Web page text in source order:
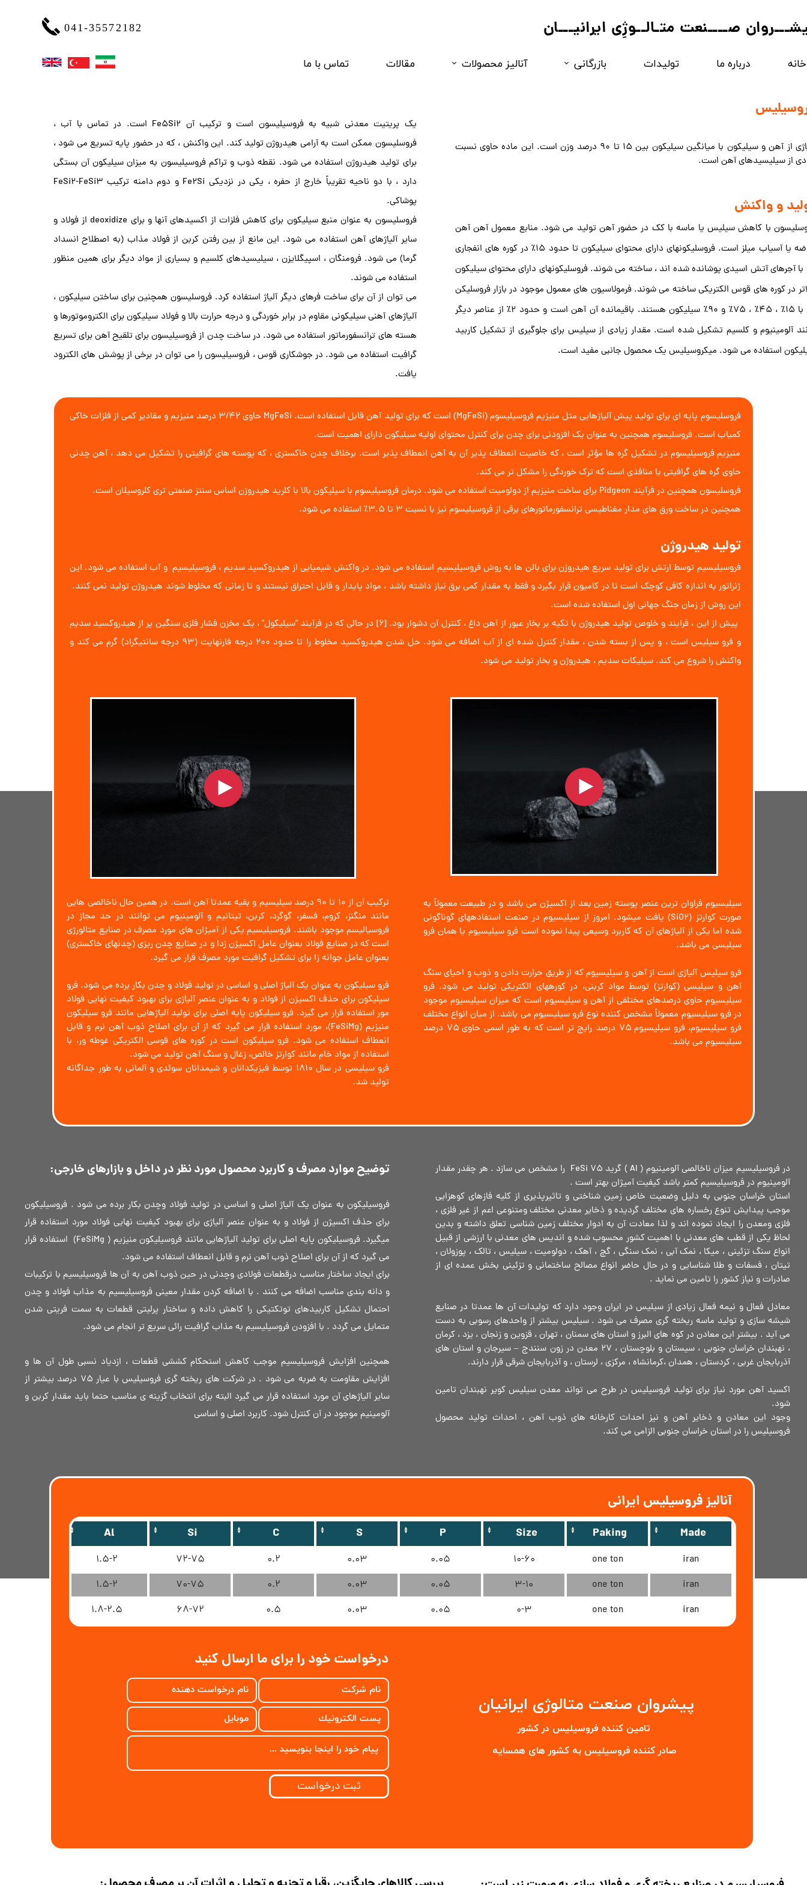
خانه درباره ما تولیدات
بازرگانی
آنالیز محصولات
مواد کربنی
مقالات تماس با ما
صــــنعت متـالــوژِی ایرانیـــان 041-35572182
​​​​​​​آلیاژی از آهن و سیلیکون با میانگین سیلیکون بین 15 تا 90 درصد وزن است. این ماده حاوی نسبت
از سیلیسیدهای آهن است.
و واکنش
با کاهش سیلیس یا ماسه با کک در حضور آهن تولید می شود. منابع معمول آهن آهن
قراضه یا آسیاب میلز است. فروسلیکونهای دارای محتوای سیلیکون تا حدود 15٪ در کوره های انفجاری
با آجرهای آتش اسیدی پوشانده شده اند ، ساخته می شوند. فروسلیکونهای دارای محتوای سیلیکون
در کوره های قوس الکتریکی ساخته می شوند. فرمولاسیون های معمول موجود در بازار فروسلیکن
ها با 15٪ ، 45٪ ، 75٪ و 90٪ سیلیکون هستند. باقیمانده آن آهن است و حدود 2٪ از عناصر دیگر
آلومینیوم و کلسیم تشکیل شده است. مقدار زیادی از سیلیس برای جلوگیری از تشکیل کاربید
استفاده می شود. میکروسیلیس یک محصول جانبی مفید است.
یک پریتیت معدنی شبیه به فروسیلیسون است و ترکیب آن Fe5Si2 است. در تماس با آب ،
فروسلیسون ممکن است به آرامی هیدروژن تولید کند. این واکنش ، که در حضور پایه تسریع می شود ،
برای تولید هیدروژن استفاده می شود. نقطه ذوب و تراکم فروسیلیسون به میزان سیلیکون آن بستگی
دارد ، با دو ناحیه تقریباً خارج از حفره ، یکی در نزدیکی Fe2Si و دوم دامنه ترکیب FeSi2-FeSi3
پوشاکی.
​​​​​​​فروسلیسون به عنوان منبع سیلیکون برای کاهش فلزات از اکسیدهای آنها و برای deoxidize از فولاد و
سایر آلیاژهای آهن استفاده می شود. این مانع از بین رفتن کربن از فولاد مذاب (به اصطلاح انسداد
گرما) می شود. فرومنگان ، اسپیگلایزن ، سیلیسیدهای کلسیم و بسیاری از مواد دیگر برای همین منظور
استفاده می شوند.
​​​​​​​می توان از آن برای ساخت فرهای دیگر آلیاژ استفاده کرد. فروسلیسون همچنین برای ساختن سیلیکون ،
آلیاژهای آهنی سیلیکونی مقاوم در برابر خوردگی و درجه حرارت بالا و فولاد سیلیکون برای الکتروموتورها و
هسته های ترانسفورماتور استفاده می شود. در ساخت چدن از فروسیلیسون برای تلقیح آهن برای تسریع
گرافیت استفاده می شود. در جوشکاری قوس ، فروسیلیسون را می توان در برخی از پوشش های الکترود
یافت.
فروسلیسوم پایه ای برای تولید پیش آلیاژهایی مثل منیزیم فروسیلیسوم (MgFeSi) است که برای تولید آهن قابل استفاده است. MgFeSi حاوی 3/42 درصد منیزیم و مقادیر کمی از فلزات خاکی
کمیاب است. فروسلیسوم همچنین به عنوان یک افزودنی برای چدن برای کنترل محتوای اولیه سیلیکون دارای اهمیت است.
منیزیم فروسیلیسوم در تشکیل گره ها مؤثر است ، که خاصیت انعطاف پذیر آن به آهن انعطاف پذیر است. برخلاف چدن خاکستری ، که پوسته های گرافیتی را تشکیل می دهد ، آهن چدنی
حاوی گره های گرافیتی یا منافذی است که ترک خوردگی را مشکل تر می کند.
فروسلیسون همچنین در فرآیند Pidgeon برای ساخت منیزیم از دولومیت استفاده می شود. درمان فروسیلیسوم با سیلیکون بالا با کلرید هیدروژن اساس سنتز صنعتی تری کلروسیلان است.
همچنین در ساخت ورق های مدار مغناطیسی ترانسفورماتورهای برقی از فروسیلیسوم نیز با نسبت 3 تا 3.5٪ استفاده می شود.
تولید هیدروژن
فروسیلیسیم توسط ارتش برای تولید سریع هیدروژن برای بالن ها به روش فروسیلیسیم استفاده می شود. در واکنش شیمیایی از هیدروکسید سدیم ، فروسیلیسیم ​​​​​​​ و آب استفاده می شود. این
ژنراتور به اندازه کافی کوچک است تا در کامیون قرار بگیرد و فقط به مقدار کمی برق نیاز داشته باشد ، مواد پایدار و قابل احتراق نیستند و تا زمانی که مخلوط شوند هیدروژن تولید نمی کنند.
این روش از زمان جنگ جهانی اول استفاده شده است.
​​​​​​​​​​​​​​ پیش از این ، فرایند و خلوص تولید هیدروژن با تکیه بر بخار عبور از آهن داغ ، کنترل آن دشوار بود. [6] در حالی که در فرآیند "سیلیکول" ، یک مخزن فشار فلزی سنگین پر از هیدروکسید سدیم
و فرو سیلیس است ، و پس از بسته شدن ، مقدار کنترل شده ای از آب اضافه می شود. حل شدن هیدروکسید مخلوط را تا حدود 200 درجه فارنهایت (93 درجه سانتیگراد) گرم می کند و
واکنش را شروع می کند. سیلیکات سدیم ، هیدروژن و بخار تولید می شود.
سیلیسیوم فراوان ترین عنصر پوسته زمین بعد از اکسیژن می باشد و در طبیعت معمولاً به
صورت کوارتز (SiO2) یافت میشود. امروز از سیلیسیوم در صنعت استفادههای گوناگونی
شده اما یکی از آلیاژهای آن که کاربرد وسیعی پیدا نموده است فرو سیلیسیوم یا همان فرو
سیلیسی می باشد.
فرو سیلیس آلیاژی است از آهن و سیلیسیوم که از طریق حرارت دادن و ذوب و احیای سنگ
آهن و سیلیسی (کوارتز) توسط مواد کربنی، در کورههای الکتریکی تولید می شود. فرو
سیلیسیوم حاوی درصدهای مختلفی از آهن و سیلیسیوم است که میزان سیلیسیوم موجود
در فرو سیلیسیوم معمولاً مشخص کننده نوع فرو سیلیسیوم می باشد. از میان انواع مختلف
فرو سیلیسیوم، فرو سیلیسیوم ۷۵ درصد رایج تر است که به طور اسمی حاوی ۷۵ درصد
سیلیسیوم می باشد.
​​​​​​​​ترکیب آن از ۱۰ تا ۹۰ درصد سیلیسیم و بقیه عمدتا آهن است. در همین حال ناخالصی هایی
مانند منگنز، کروم، فسفر، گوگرد، کربن، تیتانیم و آلومینیوم می توانند در حد مجاز در
فروسیالیسم موجود باشند. فروسیلیسیم یکی از آمیژان های مورد مصرف در صنایع متالورژی
است که در صنایع فولاد بعنوان عامل اکسیژن زدا و در صنایع چدن ریزی (چدنهای خاکستری)
بعنوان عامل جوانه زا برای تشکیل گرافیت مورد مصرف قرار می گیرد.
فرو سیلیکون به عنوان یک آلیاژ اصلی و اساسی در تولید فولاد و چدن بکار برده می شود. فرو
سیلیکون برای حذف اکسیژن از فولاد و به عنوان عنصر آلیاژی برای بهبود کیفیت نهایی فولاد
مور استفاده قرار می گیرد. فرو سیلیکون پایه اصلی برای تولید آلیاژهایی مانند فرو سیلیکون
منیزیم (FeSiMg)، مورد استفاده قرار می گیرد که از آن برای اصلاح ذوب آهن نرم و قابل
انعطاف استفاده می شود. فرو سیلیکون است در کوره های قوسی الکتریکی غوطه ور، با
استفاده از مواد خام مانند کوارتز خالص، زغال و سنگ آهن تولید می شود.
فرو سیلیسی در سال ۱۸۱۰ توسط فیزیکدانان و شیمدانان سوئدی و آلمانی به طور جداگانه
تولید شد.
در فروسیلیسیم میزان ناخالصی آلومینیوم ( AI ) گرید FeSi 75 را مشخص می سازد . هر چقدر مقدار
آلومینیوم در فروسیلیسیم کمتر باشد کیفیت آمیژان بهتر است .
استان خراسان جنوبی به دلیل وضعیت خاص زمین شناختی و تاثیرپذیری از کلیه فازهای کوهزایی
موجب پیدایش تنوع رخساره های مختلف گردیده و ذخایر معدنی مختلف ومتنوعی اعم از غیر فلزی ،
فلزی ومعدن را ایجاد نموده اند و لذا معادت آن به ادوار مختلف زمین شناسی تعلق داشته و بدین
لحاظ یکی از قطب های معدنی با اهمیت کشور محسوب شده و اندیس های معدنی با ارزشی از قبیل
انواع سنگ تزئینی ، میکا ، نمک آبی ، نمک سنگی ، گچ ، آهک ، دولومیت ، سیلیس ، تالک ، پوزولان ،
تیتان ، فسفات و طلا شناسایی و در حال حاضر انواع مصالح ساختمانی و تزئینی بخش عمده ای از
صادرات و نیاز کشور را تامین می نماید .
معادل فعال و نیمه فعال زیادی از سیلیس در ایران وجود دارد که تولیدات آن ها عمدتا در صنایع
شیشه سازی و تولید ماسه ریخته گری مصرف می شود . سیلیس بیشتر از واحدهای رسوبی به دست
می آید . بیشتر این معادن در کوه های البرز و استان های سمنان ، تهران ، قزوین و زنجان ، یزد ، کرمان
، نهبندان خراسان جنوبی ، سیستان و بلوچستان ، 27 معدن در زون سنندج – سیرجان و استان های
آذربایجان غربی ، کردستان ، همدان ،کرمانشاه ، مرکزی ، لرستان ، و آذربایجان شرقی قرار دارند.​​​​​​​
اکسید آهن مورد نیاز برای تولید فروسیلیس در طرح می تواند معدن سیلیس کویر نهبندان تامین
شود.
وجود این معادن و ذخایر آهن و نیز احداث کارخانه های ذوب آهن ، احداث تولید محصول
فروسیلیس را در استان خراسان جنوبی الزامی می کند.
توضیح موارد مصرف و کاربرد محصول مورد نظر در داخل و بازارهای خارجی:
فروسیلیکون به عنوان یک آلیاژ اصلی و اساسی در تولید فولاد وچدن بکار برده می شود . فروسیلیکون
برای حذف اکسیژن از فولاد و به عنوان عنصر آلیاژی برای بهبود کیفیت نهایی فولاد مورد استفاده قرار
میگیرد. فروسیلیکون پایه اصلی برای تولید آلیاژهایی مانند فروسیلیکون منیزیم ( FeSiMg) استفاده قرار
می گیرد که از آن برای اصلاح ذوب آهن نرم و قابل انعطاف استفاده می شود.
برای ایجاد ساختار مناسب درقطعات فولادی وچدنی در حین ذوب آهن به آن ها فروسیلیسیم با ترکیبات
و دانه بندی مناسب اضافه می کنند . با اضافه کردن مقدار معینی فروسیلیسیم به مذاب فولاد و چدن
احتمال تشکیل کاربیدهای توتکتیکی را کاهش داده و ساختار پرلیتی قطعات به سمت فریتی شدن
متمایل می گردد . با افزودن فروسیلیسیم به مذاب گرافیت رائی سریع تر انجام می شود.
همچنین افزایش فروسیلیسیم موجب کاهش استحکام کششی قطعات ، ازدیاد نسبی طول آن ها و
افزایش مقاومت به ضربه می شود . در شرکت های ریخته گری فروسیلیس با عیار 75 درصد بیشتر از
سایر آلیاژهای آن مورد استفاده قرار می گیرد البته برای انتخاب گزینه ی مناسب حتما باید مقدار کربن و
آلومینیم موجود در آن کنترل شود. کاربرد اصلی و اساسی
Made
Paking
Size
P
S
C
Si
Al
iran
one ton
10-60
0.05
0.03
0.2
72-75
1.5-2
iran
one ton
3-10
0.05
0.03
0.2
70-75
1.5-2
iran
one ton
0-3
0.05
0.03
0.5
68-72
1.8-2.5
ثبت درخواست
درخواست خود را برای ما ارسال کنید
​پیشروان صنعت متالوژی ایرانیان
تامین کننده فروسیلیس در کشور
صادر کننده فروسیلیس به کشور های همسایه​​​​​​​
آنالیز فروسیلیس ایرانی